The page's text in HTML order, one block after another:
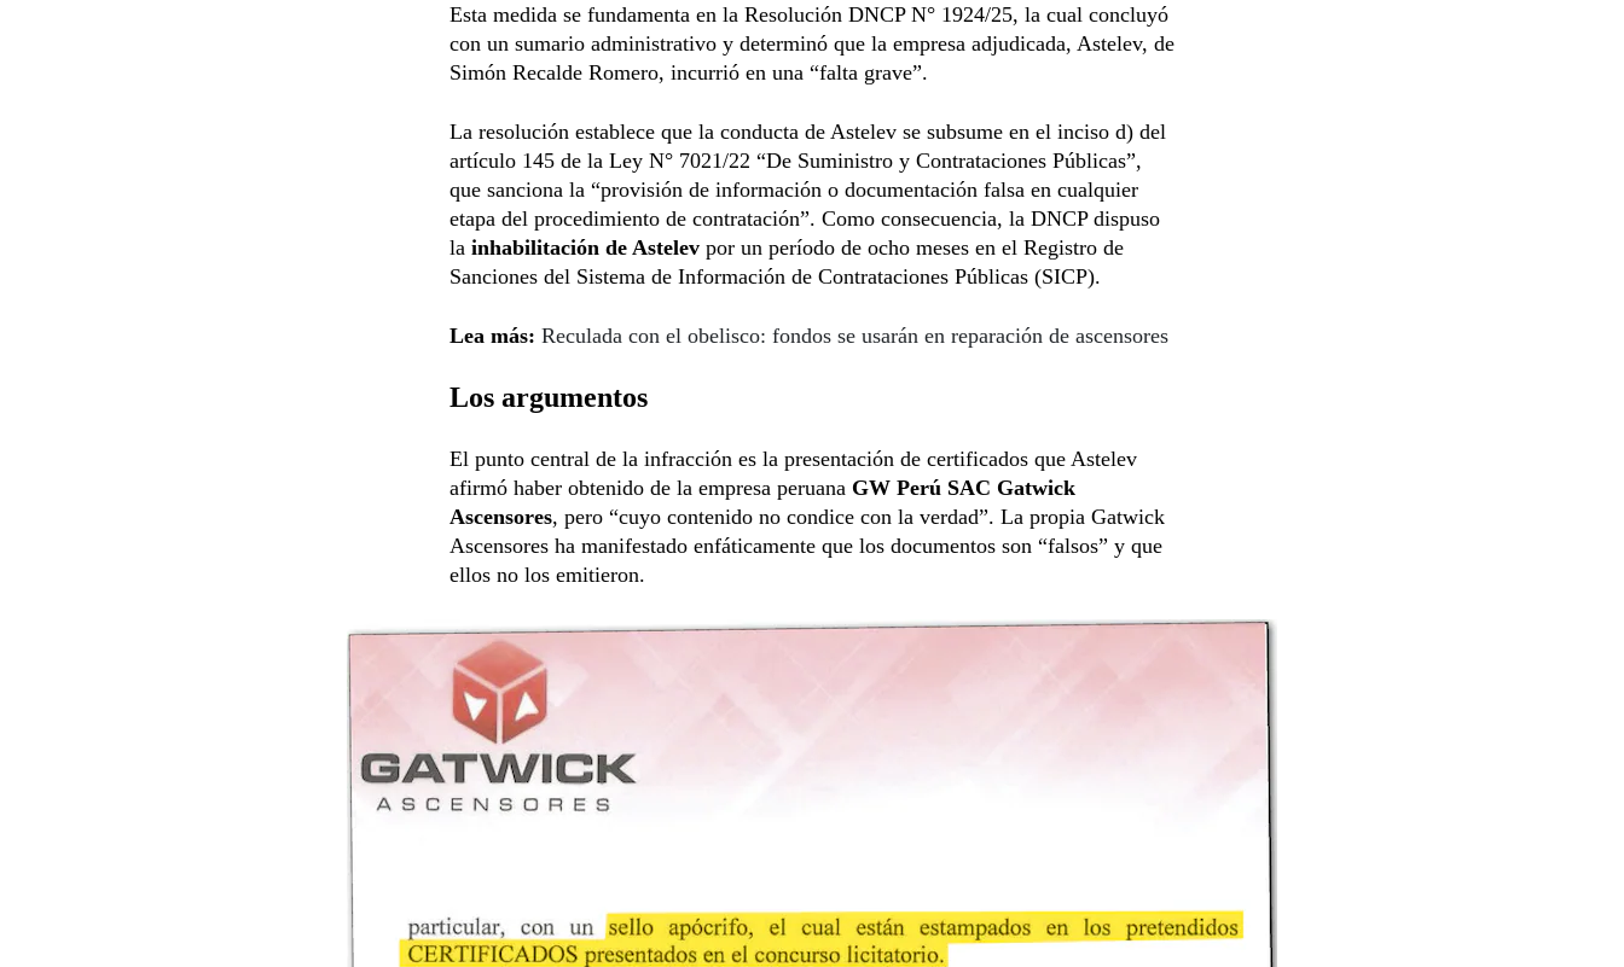
Esta medida se fundamenta en la Resolución DNCP N° 1924/25, la cual concluyó
con un sumario administrativo y determinó que la empresa adjudicada, Astelev, de
Simón Recalde Romero, incurrió en una “falta grave”.
La resolución establece que la conducta de Astelev se subsume en el inciso d) del
artículo 145 de la Ley N° 7021/22 “De Suministro y Contrataciones Públicas”,
que sanciona la “provisión de información o documentación falsa en cualquier
etapa del procedimiento de contratación”. Como consecuencia, la DNCP dispuso
la inhabilitación de Astelev por un período de ocho meses en el Registro de
Sanciones del Sistema de Información de Contrataciones Públicas (SICP).
Lea más: Reculada con el obelisco: fondos se usarán en reparación de ascensores
Los argumentos
El punto central de la infracción es la presentación de certificados que Astelev
afirmó haber obtenido de la empresa peruana GW Perú SAC Gatwick
Ascensores, pero “cuyo contenido no condice con la verdad”. La propia Gatwick
Ascensores ha manifestado enfáticamente que los documentos son “falsos” y que
ellos no los emitieron.